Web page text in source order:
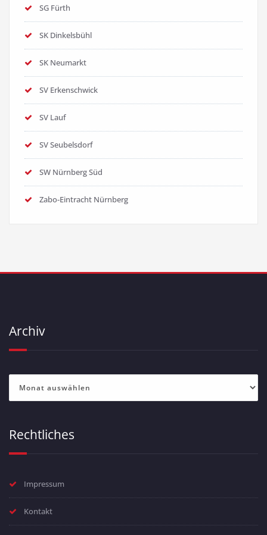
SG Fürth
SK Dinkelsbühl
SK Neumarkt
SV Erkenschwick
SV Lauf
SV Seubelsdorf
SW Nürnberg Süd
Zabo-Eintracht Nürnberg
Archiv
Rechtliches
Impressum
Kontakt